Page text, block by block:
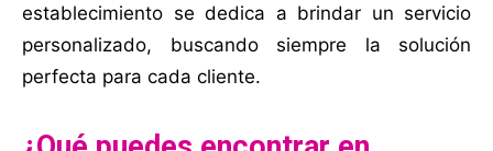
establecimiento se dedica a brindar un servicio
personalizado, buscando siempre la solución
perfecta para cada cliente.